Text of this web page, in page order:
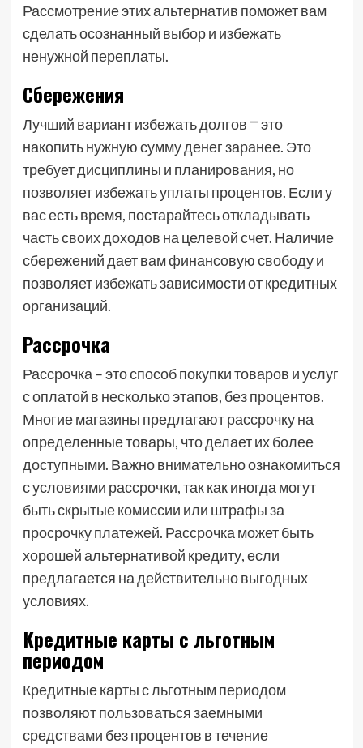
Рассмотрение этих альтернатив поможет вам
сделать осознанный выбор и избежать
ненужной переплаты.
Сбережения
Лучший вариант избежать долгов ⎻ это
накопить нужную сумму денег заранее. Это
требует дисциплины и планирования, но
позволяет избежать уплаты процентов. Если у
вас есть время, постарайтесь откладывать
часть своих доходов на целевой счет. Наличие
сбережений дает вам финансовую свободу и
позволяет избежать зависимости от кредитных
организаций.
Рассрочка
Рассрочка – это способ покупки товаров и услуг
с оплатой в несколько этапов, без процентов.
Многие магазины предлагают рассрочку на
определенные товары, что делает их более
доступными. Важно внимательно ознакомиться
с условиями рассрочки, так как иногда могут
быть скрытые комиссии или штрафы за
просрочку платежей. Рассрочка может быть
хорошей альтернативой кредиту, если
предлагается на действительно выгодных
условиях.
Кредитные карты с льготным
периодом
Кредитные карты с льготным периодом
позволяют пользоваться заемными
средствами без процентов в течение